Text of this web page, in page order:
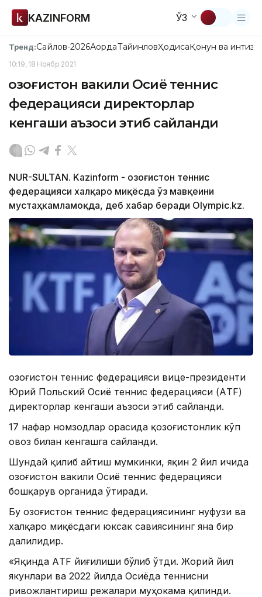
KAZINFORM ЎЗ
Тренд:Сайлов-2026АқордаТайинловҲодисаҚонун ва
10:19, 18 Ноябр 2021
Қозоғистон вакили Осиё теннис
федерацияси директорлар
кенгаши аъзоси этиб сайланди
NUR-SULTAN. Kazinform - Қозоғистон теннис
федерацияси халқаро миқёсда ўз мавқеини
мустаҳкамламоқда, деб хабар беради Оlympic.kz.
Қозоғистон теннис федерацияси вице-президенти
Юрий Польский Осиё теннис федерацияси (AТF)
директорлар кенгаши аъзоси этиб сайланди.
17 нафар номзодлар орасида қозоғистонлик кўп
овоз билан кенгашга сайланди.
Шундай қилиб айтиш мумкинки, яқин 2 йил ичида
Қозоғистон вакили Осиё теннис федерацияси
бошқарув органида ўтиради.
Бу Қозоғистон теннис федерациясининг нуфузи ва
халқаро миқёсдаги юксак савиясининг яна бир
далилидир.
«Яқинда AТF йиғилиши бўлиб ўтди. Жорий йил
якунлари ва 2022 йилда Осиёда теннисни
ривожлантириш режалари муҳокама қилинди.